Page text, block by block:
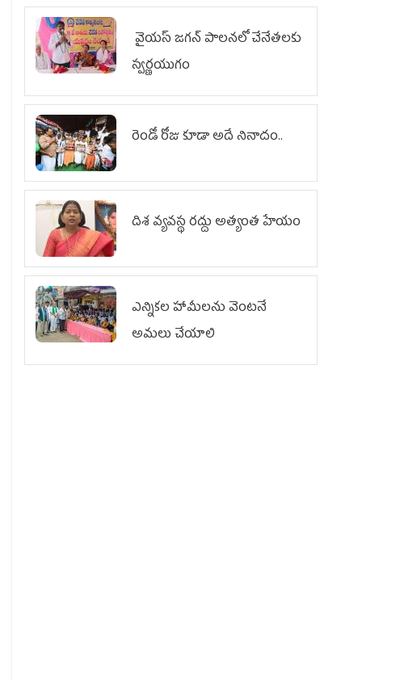
వైయ‌స్ జగన్ పాలనలో చేనేతలకు
స్వర్ణయుగం
రెండో రోజు కూడా అదే నినాదం..
దిశ వ్యవస్థ రద్దు అత్యంత హేయం
ఎన్నికల హామీలను వెంటనే
అమలు చేయాలి